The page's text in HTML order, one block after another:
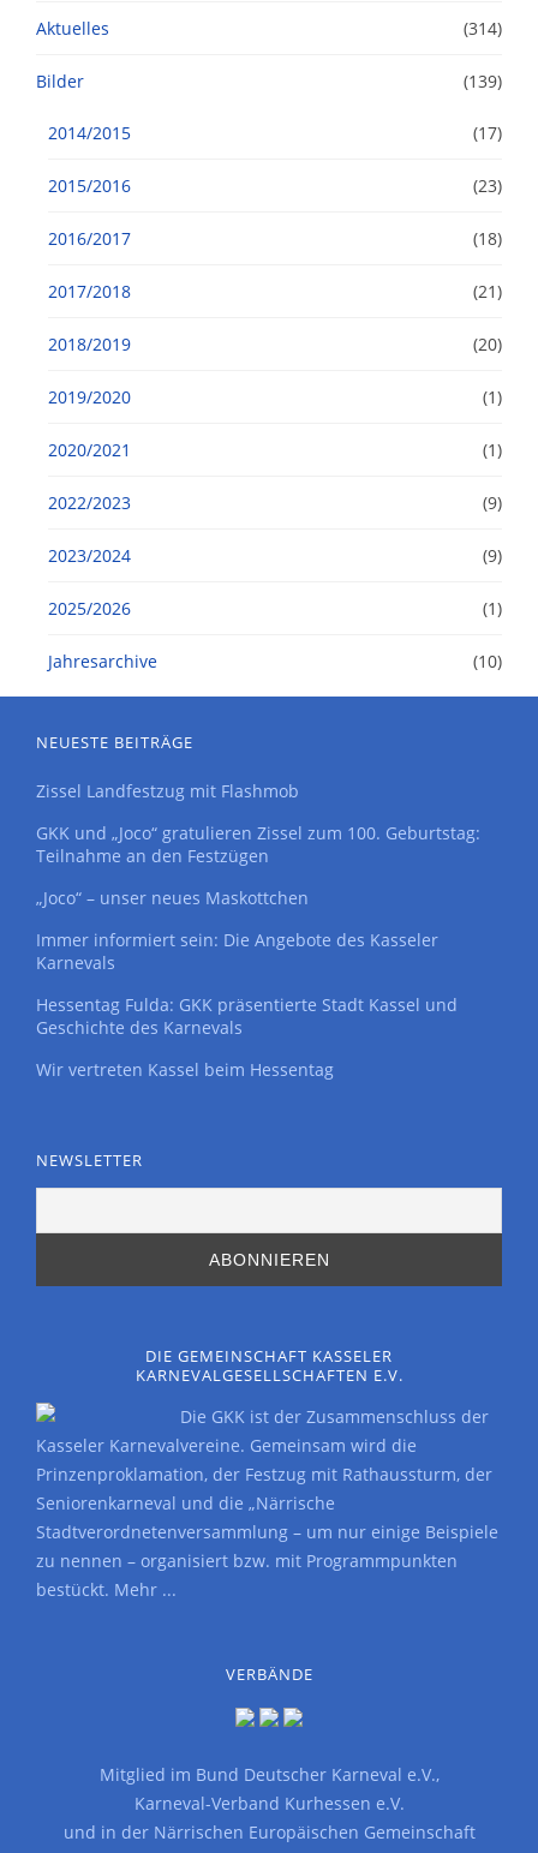
Aktuelles (314)
Bilder (139)
2014/2015 (17)
2015/2016 (23)
2016/2017 (18)
2017/2018 (21)
2018/2019 (20)
2019/2020 (1)
2020/2021 (1)
2022/2023 (9)
2023/2024 (9)
2025/2026 (1)
Jahresarchive (10)
NEUESTE BEITRÄGE
Zissel Landfestzug mit Flashmob
GKK und „Joco“ gratulieren Zissel zum 100. Geburtstag:
Teilnahme an den Festzügen
„Joco“ – unser neues Maskottchen
Immer informiert sein: Die Angebote des Kasseler
Karnevals
Hessentag Fulda: GKK präsentierte Stadt Kassel und
Geschichte des Karnevals
Wir vertreten Kassel beim Hessentag
NEWSLETTER
DIE GEMEINSCHAFT KASSELER
KARNEVALGESELLSCHAFTEN E.V.
Die GKK ist der Zusammenschluss der
Kasseler Karnevalvereine. Gemeinsam wird die
Prinzenproklamation, der Festzug mit Rathaussturm, der
Seniorenkarneval und die „Närrische
Stadtverordnetenversammlung – um nur einige Beispiele
zu nennen – organisiert bzw. mit Programmpunkten
bestückt. Mehr ...
VERBÄNDE
Mitglied im Bund Deutscher Karneval e.V.,
Karneval-Verband Kurhessen e.V.
und in der Närrischen Europäischen Gemeinschaft